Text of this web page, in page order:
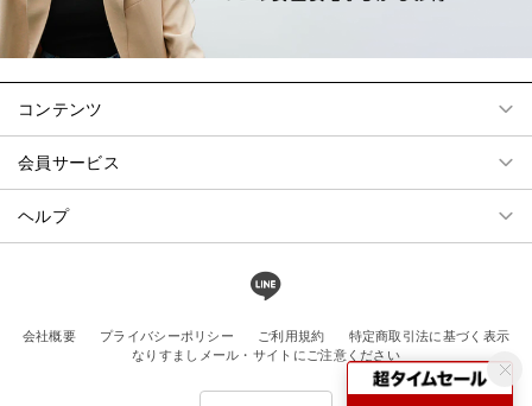
コンテンツ
会員サービス
ヘルプ
会社概要 プライバシーポリシー ご利用規約
特定商取引法に基づく表示
なりすましメール・サイトにご注意ください